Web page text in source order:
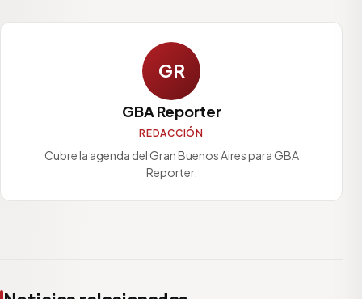
GR
GBA Reporter
REDACCIÓN
Cubre la agenda del Gran Buenos Aires para GBA
Reporter.